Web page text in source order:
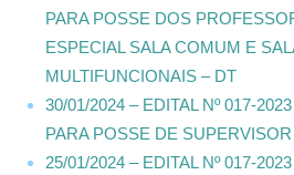
PARA POSSE DOS
ESPECIAL SALA COMUM E
MULTIFUNCIONAIS – DT
30/01/2024 – EDITAL Nº 017-
PARA POSSE DE
25/01/2024 – EDITAL Nº 017-